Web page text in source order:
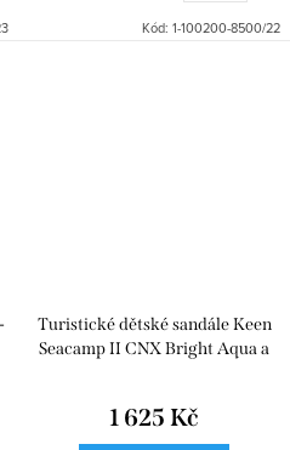
Kód: 1-100200-8500/22
Turistické dětské sandále Keen
Seacamp II CNX Bright Aqua a
1 625 Kč